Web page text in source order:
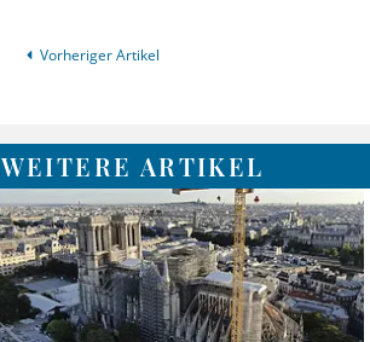
Vorheriger Artikel
WEITERE ARTIKEL